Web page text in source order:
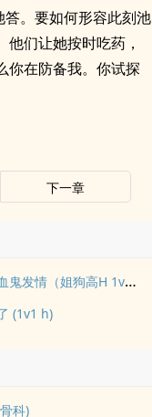
答。要如何形容此刻池
们让她按时吃药，
你在防备我。你试探
下一章
禁止吸血鬼发情（姐狗高H 1v1）
(1v1 h)
科)